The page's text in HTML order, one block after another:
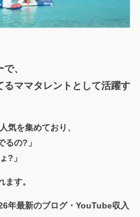
、
ママタレントとして活躍す
気を集めており、
るの?」
?」
す。
年最新のブログ・YouTube収入